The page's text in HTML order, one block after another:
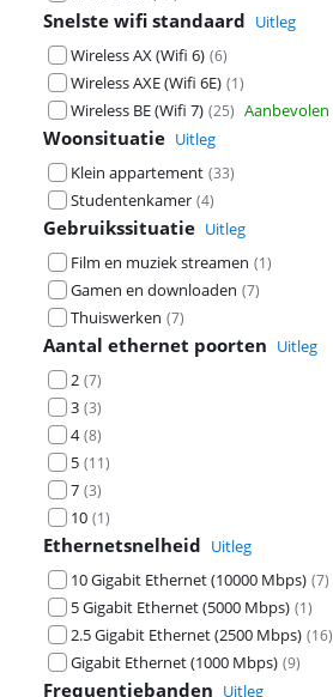
Snelste wifi standaard Uitleg
Wireless AX (Wifi 6) (6)
Wireless AXE (Wifi 6E) (1)
Wireless BE (Wifi 7) (25) Aanbevolen
Woonsituatie Uitleg
Klein appartement (33)
Studentenkamer (4)
Gebruikssituatie Uitleg
Film en muziek streamen (1)
Gamen en downloaden (7)
Thuiswerken (7)
Aantal ethernet poorten Uitleg
2 (7)
3 (3)
4 (8)
5 (11)
7 (3)
10 (1)
Ethernetsnelheid Uitleg
10 Gigabit Ethernet (10000 Mbps) (7)
5 Gigabit Ethernet (5000 Mbps) (1)
2.5 Gigabit Ethernet (2500 Mbps) (16)
Gigabit Ethernet (1000 Mbps) (9)
Frequentiebanden Uitleg